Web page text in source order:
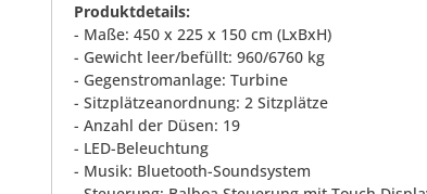
Produktdetails:
- Maße: 450 x 225 x 150 cm (LxBxH)
- Gewicht leer/befüllt: 960/6760 kg
- Gegenstromanlage: Turbine
- Sitzplätzeanordnung: 2 Sitzplätze
- Anzahl der Düsen: 19
- LED-Beleuchtung
- Musik: Bluetooth-Soundsystem